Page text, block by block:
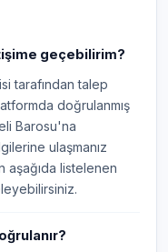
geçebilirim?
tarafından talep
doğrulanmış
Barosu'na
ulaşmanız
aşağıda listelenen